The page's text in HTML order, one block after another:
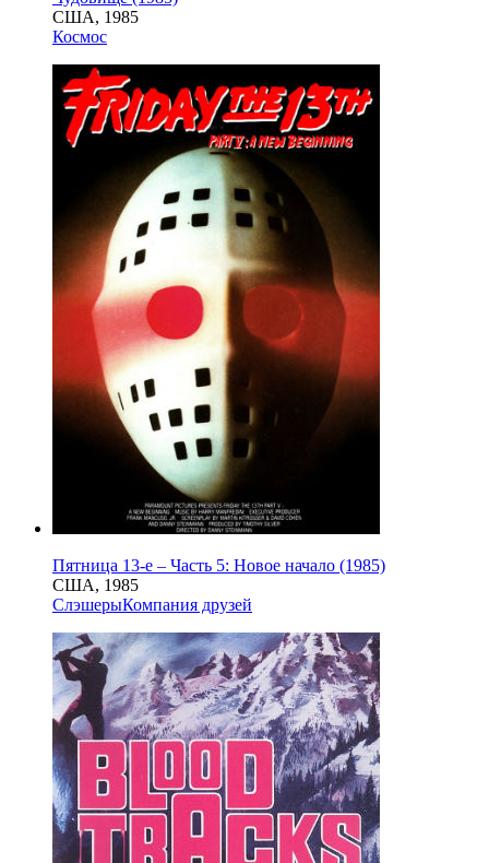
США, 1985
Космос
Пятница 13-е – Часть 5: Новое начало (1985)
США, 1985
СлэшерыКомпания друзей